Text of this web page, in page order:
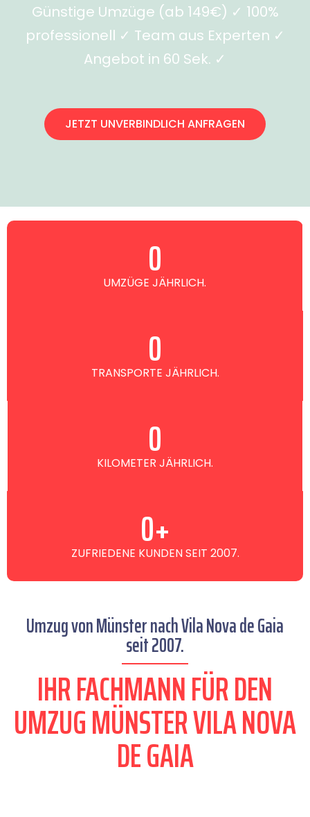
Günstige Umzüge (ab 149€) ✓ 100%
professionell ✓ Team aus Experten ✓
Angebot in 60 Sek. ✓
JETZT UNVERBINDLICH ANFRAGEN
UMZÜGE JÄHRLICH.
0
TRANSPORTE JÄHRLICH.
0
KILOMETER JÄHRLICH.
0
ZUFRIEDENE KUNDEN SEIT 2007.
0+
Umzug von Münster nach Vila Nova de Gaia
seit 2007.
IHR FACHMANN FÜR DEN
UMZUG MÜNSTER VILA NOVA
DE GAIA